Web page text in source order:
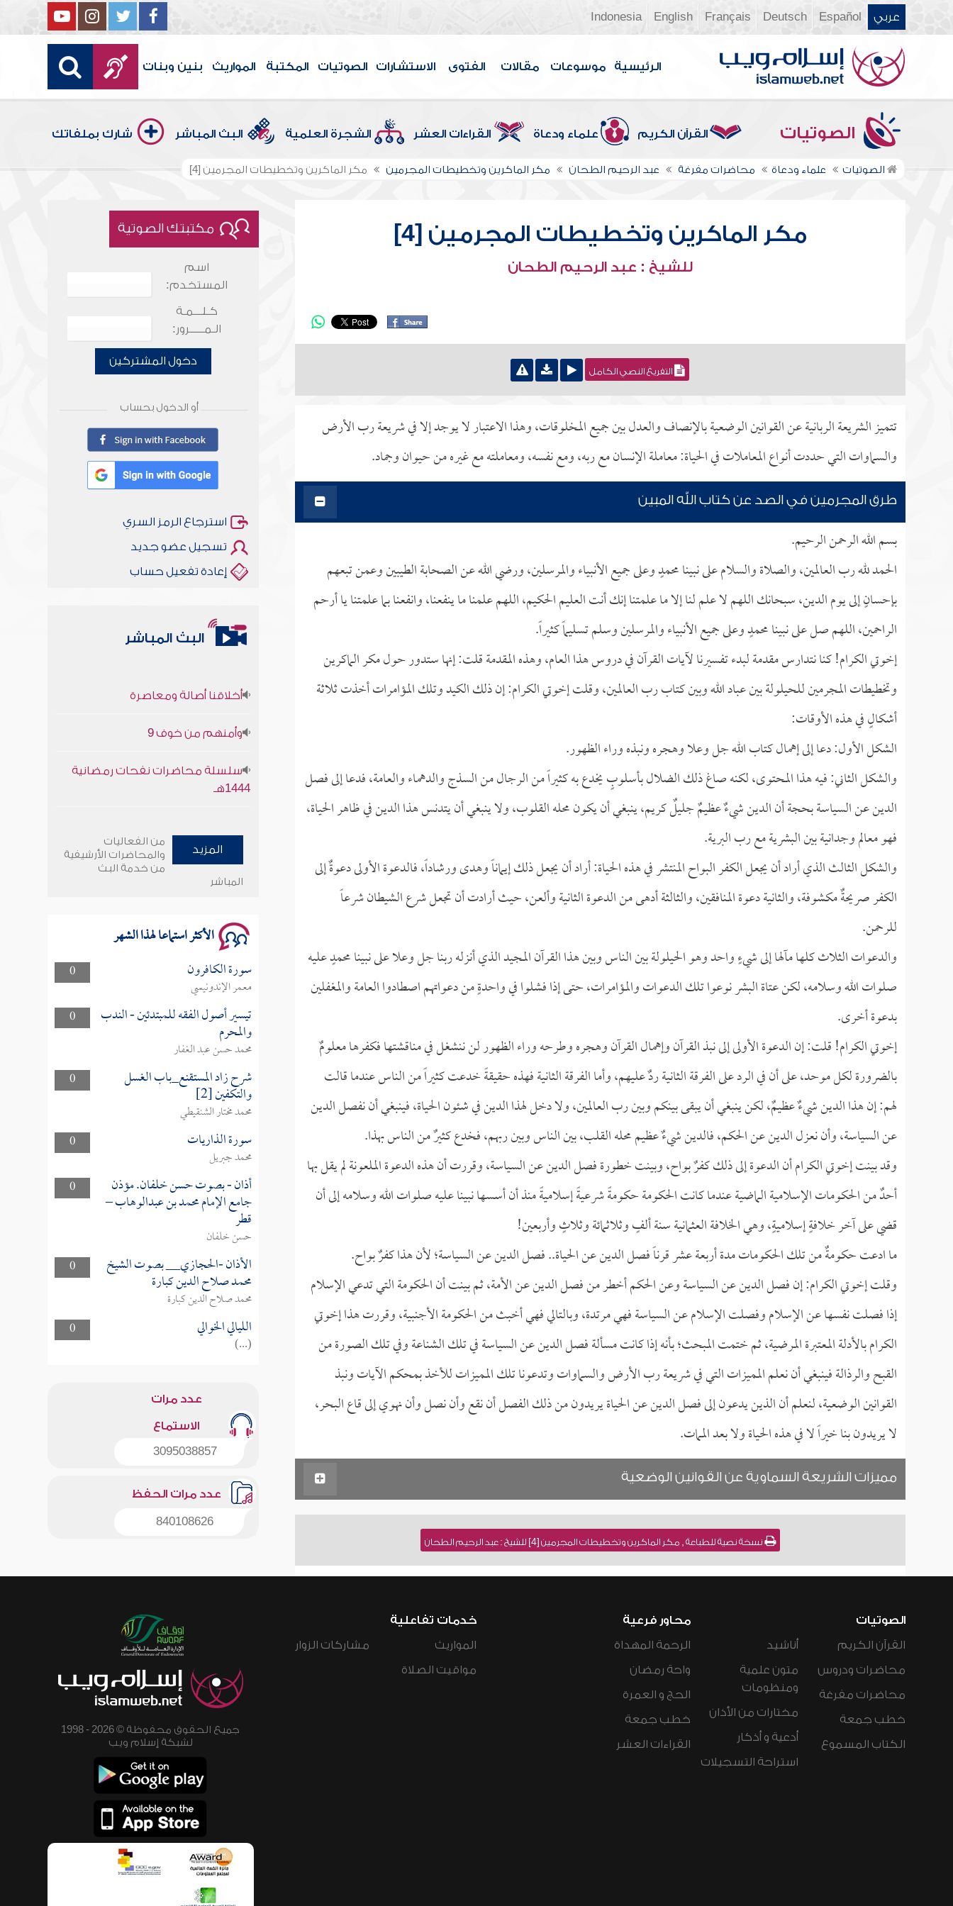
عربي Español
Deutsch
Français
English
Indonesia
الرئيسية موسوعات مقالات الفتوى الاستشارات الصوتيات المكتبة المواريث بنين وبنات
الصوتيات القرآن الكريم علماء ودعاة القراءات العشر الشجرة العلمية البث المباشر شارك بملفاتك
الصوتيات علماء ودعاة محاضرات مفرغة عبد الرحيم الطحان مكر الماكرين وتخطيطات المجرمين مكر الماكرين وتخطيطات المجرمين [4]
مكر الماكرين وتخطيطات المجرمين [4]
للشيخ : عبد الرحيم الطحان
التفريغ النصي الكامل
تتميز الشريعة الربانية عن القوانين الوضعية بالإنصاف والعدل بين جميع المخلوقات، وهذا الاعتبار لا يوجد إلا في شريعة رب الأرض
والسماوات التي حددت أنواع المعاملات في الحياة: معاملة الإنسان مع ربه، ومع نفسه، ومعاملته مع غيره من حيوان وجماد.
طرق المجرمين في الصد عن كتاب الله المبين
بسم الله الرحمن الرحيم.
الحمد لله رب العالمين، والصلاة والسلام على نبينا محمدٍ وعلى جميع الأنبياء والمرسلين، ورضي الله عن الصحابة الطيبين وعمن تبعهم
بإحسانٍ إلى يوم الدين، سبحانك اللهم لا علم لنا إلا ما علمتنا إنك أنت العليم الحكيم، اللهم علمنا ما ينفعنا، وانفعنا بما علمتنا يا أرحم
الراحمين، اللهم صل على نبينا محمدٍ وعلى جميع الأنبياء والمرسلين وسلم تسليماً كثيراً.
إخوتي الكرام! كنا نتدارس مقدمة لبدء تفسيرنا لآيات القرآن في دروس هذا العام، وهذه المقدمة قلت: إنها ستدور حول مكر الماكرين
وتخطيطات المجرمين للحيلولة بين عباد الله وبين كتاب رب العالمين، وقلت إخوتي الكرام: إن ذلك الكيد وتلك المؤامرات أخذت ثلاثة
أشكالٍ في هذه الأوقات:
الشكل الأول: دعا إلى إهمال كتاب الله جل وعلا وهجره ونبذه وراء الظهور.
والشكل الثاني: فيه هذا المحتوى، لكنه صاغ ذلك الضلال بأسلوبٍ يخدع به كثيراً من الرجال من السذج والدهماء والعامة، فدعا إلى فصل
الدين عن السياسة بحجة أن الدين شيءٌ عظيمٌ جليلٌ كريم، ينبغي أن يكون محله القلوب، ولا ينبغي أن يتدنس هذا الدين في ظاهر الحياة،
فهو معالم وجدانية بين البشرية مع رب البرية.
والشكل الثالث الذي أراد أن يجعل الكفر البواح المنتشر في هذه الحياة: أراد أن يجعل ذلك إيماناً وهدى ورشاداً، فالدعوة الأولى دعوةٌ إلى
الكفر صريحةٌ مكشوفة، والثانية دعوة المنافقين، والثالثة أدهى من الدعوة الثانية وألعن، حيث أرادت أن تجعل شرع الشيطان شرعاً
للرحمن.
والدعوات الثلاث كلها مآلها إلى شيءٍ واحد وهو الحيلولة بين الناس وبين هذا القرآن المجيد الذي أنزله ربنا جل وعلا على نبينا محمدٍ عليه
صلوات الله وسلامه، لكن عتاة البشر نوعوا تلك الدعوات والمؤامرات، حتى إذا فشلوا في واحدةٍ من دعواتهم اصطادوا العامة والمغفلين
بدعوة أخرى.
إخوتي الكرام! قلت: إن الدعوة الأولى إلى نبذ القرآن وإهمال القرآن وهجره وطرحه وراء الظهور لن ننشغل في مناقشتها فكفرها معلومٌ
بالضرورة لكل موحد، على أن في الرد على الفرقة الثانية ردٌ عليهم، وأما الفرقة الثانية فهذه حقيقةً خدعت كثيراً من الناس عندما قالت
لهم: إن هذا الدين شيءٌ عظيمٌ، لكن ينبغي أن يبقى بينكم وبين رب العالمين، ولا دخل لهذا الدين في شئون الحياة، فينبغي أن نفصل الدين
عن السياسة، وأن نعزل الدين عن الحكم، فالدين شيءٌ عظيم محله القلب، بين الناس وبين ربهم، فخدع كثيرٌ من الناس بهذا.
وقد بينت إخوتي الكرام أن الدعوة إلى ذلك كفرٌ بواح، وبينت خطورة فصل الدين عن السياسة، وقررت أن هذه الدعوة الملعونة لم يقل بها
أحدٌ من الحكومات الإسلامية الماضية عندما كانت الحكومة حكومةً شرعيةً إسلاميةً منذ أن أسسها نبينا عليه صلوات الله وسلامه إلى أن
قضي على آخر خلافةٍ إسلاميةٍ، وهي الخلافة العثمانية سنة ألفٍ وثلاثمائة وثلاثٍ وأربعين!
ما ادعت حكومةٌ من تلك الحكومات مدة أربعة عشر قرناً فصل الدين عن الحياة.. فصل الدين عن السياسة؛ لأن هذا كفرٌ بواح.
وقلت إخوتي الكرام: إن فصل الدين عن السياسة وعن الحكم أخطر من فصل الدين عن الأمة، ثم بينت أن الحكومة التي تدعي الإسلام
إذا فصلت نفسها عن الإسلام وفصلت الإسلام عن السياسة فهي مرتدة، وبالتالي فهي أخبث من الحكومة الأجنبية، وقررت هذا إخوتي
الكرام بالأدلة المعتبرة المرضية، ثم ختمت المبحث؛ بأنه إذا كانت مسألة فصل الدين عن السياسة في تلك الشناعة وفي تلك الصورة من
القبح والرذالة فينبغي أن نعلم المميزات التي في شريعة رب الأرض والسماوات وتدعونا تلك المميزات للأخذ بمحكم الآيات ونبذ
القوانين الوضعية، لنعلم أن الذين يدعون إلى فصل الدين عن الحياة يريدون من ذلك الفصل أن نقع وأن نصل وأن نهوي إلى قاع البحر،
لا يريدون بنا خيراً لا في هذه الحياة ولا بعد الممات.
مميزات الشريعة السماوية عن القوانين الوضعية
نسخة نصية للطباعة , مكر الماكرين وتخطيطات المجرمين [4] للشيخ : عبد الرحيم الطحان
مكتبتك الصوتية
اسم
المستخدم:
كـلـــمـة
الـمـــــرور:
دخول المشتركين
أو الدخول بحساب
استرجاع الرمز السري
تسجيل عضو جديد
إعادة تفعيل حساب
البث المباشر
1444هـ
وأمنهم من خوف 9
سلسلة محاضرات نفحات رمضانية
المزيد
من الفعاليات
والمحاضرات الأرشيفية
من خدمة البث
المباشر
الأكثر استماعا لهذا الشهر
0 سورة الكافرون
معمر الإندونيسي
0
تيسير أصول الفقه للمبتدئين - الندب
والمحرم
محمد حسن عبد الغفار
0
شرح زاد المستقنع_باب الغسل
والتكفين [2]
محمد مختار الشنقيطي
0
سورة الذاريات
محمد جبريل
0
أذان - بصوت حسن خلفان. مؤذن
جامع الإمام محمد بن عبدالوهاب –
قطر
حسن خلفان
0
الأذان -الحجازي__ بصوت الشيخ
محمد صلاح الدين كبارة
محمد صلاح الدين كبارة
0
الليالي الخوالي
(...)
عدد مرات
الاستماع
3095038857
عدد مرات الحفظ
840108626
الصوتيات
القرآن الكريم
محاضرات ودروس
محاضرات مفرغة
خطب جمعة
الكتاب المسموع
أناشيد
متون علمية
ومنظومات
مختارات من الأذان
أدعية و أذكار
استراحة التسجيلات
محاور فرعية
الرحمة المهداة
واحة رمضان
الحج و العمرة
خطب جمعة
القراءات العشر
خدمات تفاعلية
المواريث
مواقيت الصلاة
مشاركات الزوار
جميع الحقوق محفوظة © 2026 - 1998
لشبكة إسلام ويب